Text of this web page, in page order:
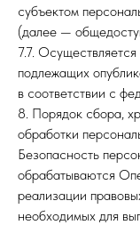
субъектом
(далее —
7.7.
подлежащих
в соответствии с
8. Порядок сбора,
обработки
Безопасность
обрабатываются
реализации
необходимых для